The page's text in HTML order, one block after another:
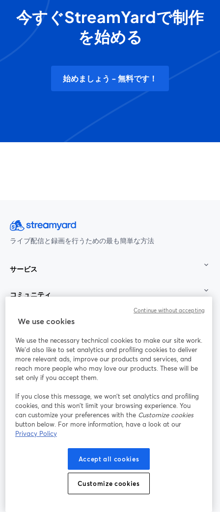
今すぐStreamYardで制作
を始める
始めましょう - 無料です！
ライブ配信と録画を行うための最も簡単な方法
サービス
コミュニティ
StreamYard：
参加する
ライ
ンセ
ミナ
ー
Facebook
新しいタブで開く(Twitter)
YouTube
Instagram
新しいタブで開く
LinkedIn
新しいタブで開く
新しいタブで開く
プラットフォーム利用規約
個人情報保護方針 クッキーポリシー
We use cookies
We use the necessary technical cookies to make our site work.
We'd also like to set analytics and profiling cookies to deliver
more relevant ads, improve our products and services, and
reach more people who may love our products. These will be
set only if you accept them.
If you close this message, we won’t set analytics and profiling
cookies, and this won’t limit your browsing experience. You
can customize your preferences with the Customize cookies
button below. For more information, have a look at our
Privacy Policy
Accept all cookies
Customize cookies
Continue without accepting